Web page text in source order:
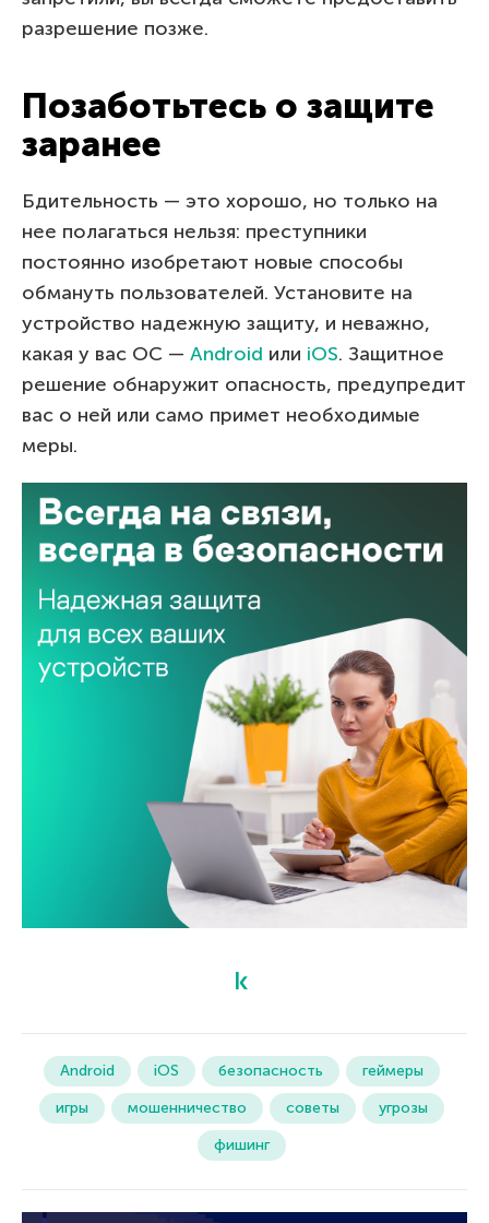
разрешение позже.
Позаботьтесь о защите
заранее
Бдительность — это хорошо, но только на
нее полагаться нельзя: преступники
постоянно изобретают новые способы
обмануть пользователей. Установите на
устройство надежную защиту, и неважно,
какая у вас ОС — Android или iOS. Защитное
решение обнаружит опасность, предупредит
вас о ней или само примет необходимые
меры.
Android iOS безопасность
геймеры
игры
мошенничество советы
угрозы
фишинг